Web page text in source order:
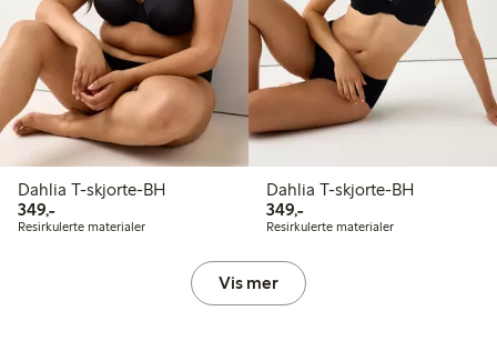
Dahlia T-skjorte-BH
349,-349,00 kr
Resirkulerte materialer
Dahlia T-skjorte-BH
349,-349,00 kr
Resirkulerte materialer
Vis mer